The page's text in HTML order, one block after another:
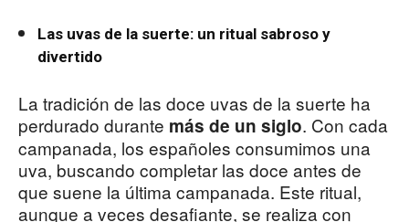
Las uvas de la suerte: un ritual sabroso y
divertido
La tradición de las doce uvas de la suerte ha
perdurado durante más de un siglo. Con cada
campanada, los españoles consumimos una
uva, buscando completar las doce antes de
que suene la última campanada. Este ritual,
aunque a veces desafiante, se realiza con